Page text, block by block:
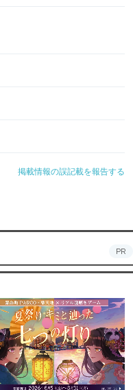
掲載情報の誤記載を報告する
PR